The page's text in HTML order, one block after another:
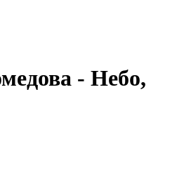
- Небо,